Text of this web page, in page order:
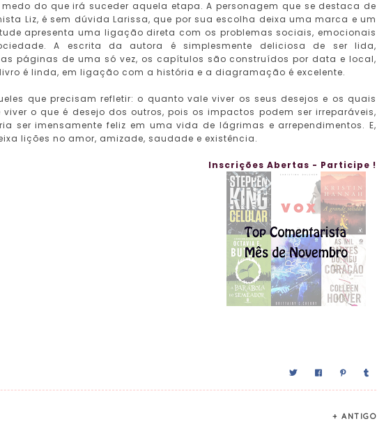
do que irá suceder aquela etapa. A personagem que se destaca de
Liz, é sem dúvida Larissa, que por sua escolha deixa uma marca e um
apresenta uma ligação direta com os problemas sociais, emocionais
A escrita da autora é simplesmente deliciosa de ser lida,
páginas de uma só vez, os capítulos são construídos por data e local,
é linda, em ligação com a história e a diagramação é excelente.
que precisam refletir: o quanto vale viver os seus desejos e os quais
o que é desejo dos outros, pois os impactos podem ser irreparáveis,
ser imensamente feliz em uma vida de lágrimas e arrependimentos. E,
lições no amor, amizade, saudade e existência.
Inscrições Abertas - Participe !
+ ANTIGO